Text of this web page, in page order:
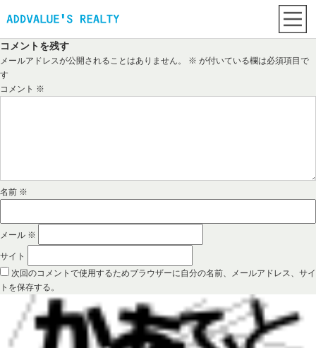
コメントを残す
メールアドレスが公開されることはありません。 ※ が付いている欄は必須項目で
す
コメント ※
名前 ※
メール ※
サイト
次回のコメントで使用するためブラウザーに自分の名前、メールアドレス、サイ
トを保存する。